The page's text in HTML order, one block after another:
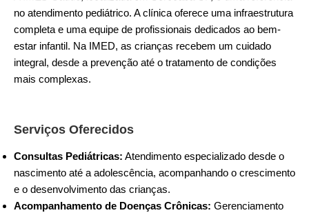
no atendimento pediátrico. A clínica oferece uma infraestrutura
completa e uma equipe de profissionais dedicados ao bem-
estar infantil. Na IMED, as crianças recebem um cuidado
integral, desde a prevenção até o tratamento de condições
mais complexas.
Serviços Oferecidos
Consultas Pediátricas: Atendimento especializado desde o
nascimento até a adolescência, acompanhando o crescimento
e o desenvolvimento das crianças.
Acompanhamento de Doenças Crônicas: Gerenciamento